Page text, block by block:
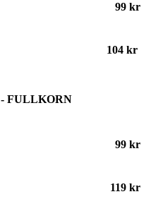
99 kr
104 kr
FULLKORN
99 kr
119 kr